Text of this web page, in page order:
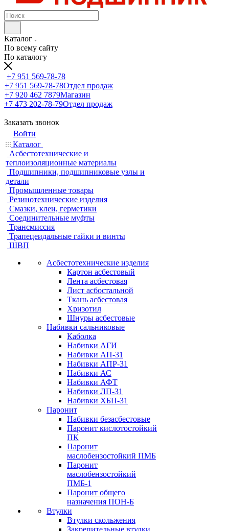
Каталог
По всему сайту
По каталогу
+7 951 569-78-78
+7 951 569-78-78Отдел продаж
+7 920 462 7879Магазин
+7 473 202-78-79Отдел продаж
Заказать звонок
Войти
Каталог
Асбестотехнические и
теплоизоляционные материалы
Подшипники, подшипниковые узлы и
детали
Промышленные товары
Резинотехнические изделия
Смазки, клеи, герметики
Соединительные муфты
Трансмиссия
Трапецеидальные гайки и винты
ШВП
Асбестотехнические изделия
Картон асбестовый
Лента асбестовая
Лист асбостальной
Ткань асбестовая
Хризотил
Шнуры асбестовые
Набивки сальниковые
Каболка
Набивки АГИ
Набивки АП-31
Набивки АПР-31
Набивки АС
Набивки АФТ
Набивки ЛП-31
Набивки ХБП-31
Паронит
Набивки безасбестовые
Паронит кислотостойкий
ПК
Паронит
маслобензостойкий ПМБ
Паронит
маслобензостойкий
ПМБ-1
Паронит общего
назначения ПОН-Б
Втулки
Втулки скольжения
Закрепительные втулки